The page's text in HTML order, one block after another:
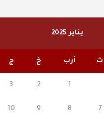
يناير 2025
ث أرب خ ج
1
2
3
7
8
9
10